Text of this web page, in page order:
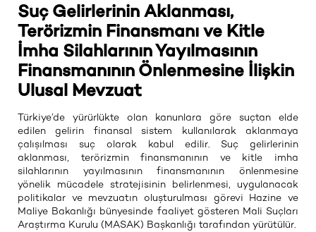
Suç Gelirlerinin Aklanması,
Terörizmin Finansmanı ve Kitle
İmha Silahlarının Yayılmasının
Finansmanının Önlenmesine İlişkin
Ulusal Mevzuat
Türkiye’de yürürlükte olan kanunlara göre suçtan elde
edilen gelirin finansal sistem kullanılarak aklanmaya
çalışılması suç olarak kabul edilir. Suç gelirlerinin
aklanması, terörizmin finansmanının ve kitle imha
silahlarının yayılmasının finansmanının önlenmesine
yönelik mücadele stratejisinin belirlenmesi, uygulanacak
politikalar ve mevzuatın oluşturulması görevi Hazine ve
Maliye Bakanlığı bünyesinde faaliyet gösteren Mali Suçları
Araştırma Kurulu (MASAK) Başkanlığı tarafından yürütülür.